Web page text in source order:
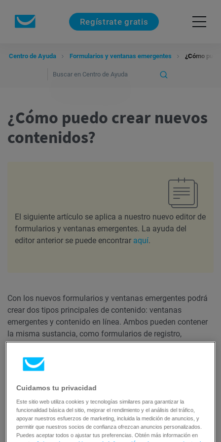
Regístrate gratis
Centro de Ayuda Formularios y ventanas emergentes ¿Cómo
¿Cómo puedo crear nuevos
contenidos?
El siguiente artículo se aplica a nuestro nuevo editor de
formularios y ventanas emergentes. La ayuda del
editor anterior se puede encontrar aquí.
Con los nuevos formularios y ventanas emergentes podrá
crear dos tipos principales de contenido: ventanas
emergentes y contenido en línea. Ambos pueden contener
la misma sustancia, como formularios de registro,
formularios de contacto, solicitudes de descarga o
banners. Las ventanas emergentes, sin embargo, pueden
ser activadas por diferentes acciones o tiempos, mientras
¿Cómo crear un nuevo contenido?
Para crear nuevos contenidos emergentes o en línea:
Cuidamos tu privacidad
Este sitio web utiliza cookies y tecnologías similares para garantizar la
funcionalidad básica del sitio, mejorar el rendimiento y el análisis del tráfico,
apoyar nuestros esfuerzos de marketing, incluida la medición de anuncios, y
permitir que nuestros socios de confianza ofrezcan anuncios personalizados.
Puedes aceptar todos o ajustar tus preferencias. Obtén más información en